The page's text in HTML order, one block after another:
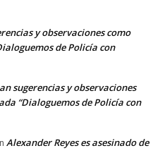
y observaciones como
de Policía con
sugerencias y observaciones
“Dialoguemos de Policía con
Alexander Reyes es asesinado de